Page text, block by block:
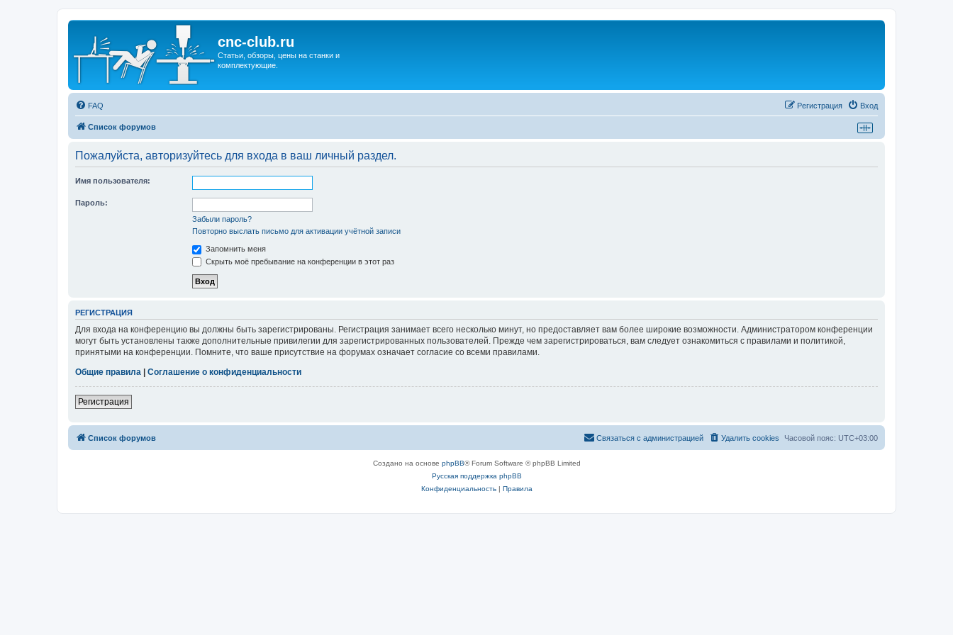
cnc-club.ru
Статьи, обзоры, цены на станки и
комплектующие.
FAQ Вход
Регистрация
Список форумов
Пожалуйста, авторизуйтесь для входа в ваш личный раздел.
Имя пользователя:
Пароль:
Забыли пароль?
Повторно выслать письмо для активации учётной записи
Запомнить меня
Скрыть моё пребывание на конференции в этот раз
РЕГИСТРАЦИЯ
Для входа на конференцию вы должны быть зарегистрированы. Регистрация занимает всего несколько минут, но предоставляет вам более широкие возможности. Администратором конференции
могут быть установлены также дополнительные привилегии для зарегистрированных пользователей. Прежде чем зарегистрироваться, вам следует ознакомиться с правилами и политикой,
принятыми на конференции. Помните, что ваше присутствие на форумах означает согласие со всеми правилами.
Общие правила | Соглашение о конфиденциальности
Регистрация
Список форумов Часовой пояс: UTC+03:00
Удалить cookies
Связаться с администрацией
Создано на основе phpBB® Forum Software © phpBB Limited
Русская поддержка phpBB
Конфиденциальность| Правила